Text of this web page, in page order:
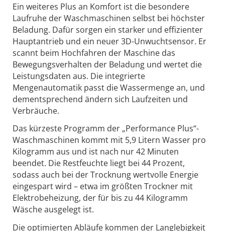
Ein weiteres Plus an Komfort ist die besondere
Laufruhe der Waschmaschinen selbst bei höchster
Beladung. Dafür sorgen ein starker und effizienter
Hauptantrieb und ein neuer 3D-Unwuchtsensor. Er
scannt beim Hochfahren der Maschine das
Bewegungsverhalten der Beladung und wertet die
Leistungsdaten aus. Die integrierte
Mengenautomatik passt die Wassermenge an, und
dementsprechend ändern sich Laufzeiten und
Verbräuche.
Das kürzeste Programm der „Performance Plus“-
Waschmaschinen kommt mit 5,9 Litern Wasser pro
Kilogramm aus und ist nach nur 42 Minuten
beendet. Die Restfeuchte liegt bei 44 Prozent,
sodass auch bei der Trocknung wertvolle Energie
eingespart wird – etwa im größten Trockner mit
Elektrobeheizung, der für bis zu 44 Kilogramm
Wäsche ausgelegt ist.
Die optimierten Abläufe kommen der Langlebigkeit